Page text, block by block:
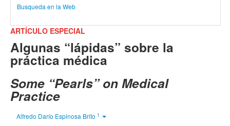
Busqueda en la Web
ARTÍCULO ESPECIAL
Algunas “lápidas” sobre la
práctica médica
Some “Pearls” on Medical
Practice
Alfredo Darío Espinosa Brito 1